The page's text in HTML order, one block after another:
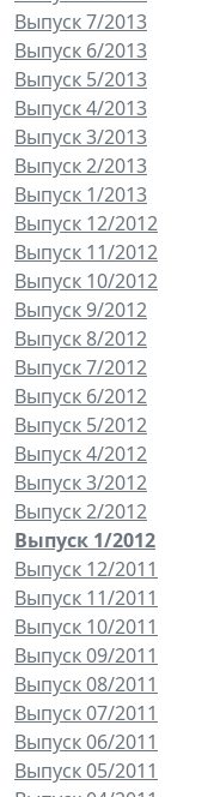
Выпуск 7/2013
Выпуск 6/2013
Выпуск 5/2013
Выпуск 4/2013
Выпуск 3/2013
Выпуск 2/2013
Выпуск 1/2013
Выпуск 12/2012
Выпуск 11/2012
Выпуск 10/2012
Выпуск 9/2012
Выпуск 8/2012
Выпуск 7/2012
Выпуск 6/2012
Выпуск 5/2012
Выпуск 4/2012
Выпуск 3/2012
Выпуск 2/2012
Выпуск 1/2012
Выпуск 12/2011
Выпуск 11/2011
Выпуск 10/2011
Выпуск 09/2011
Выпуск 08/2011
Выпуск 07/2011
Выпуск 06/2011
Выпуск 05/2011